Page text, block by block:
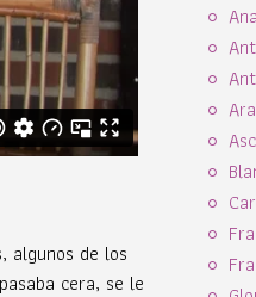
algunos de los
cera, se le